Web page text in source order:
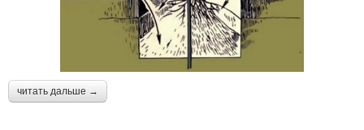
читать дальше →